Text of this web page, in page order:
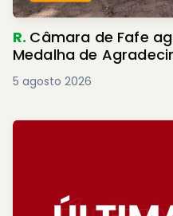
R. Câmara de Fafe
Medalha de
5 agosto 2026